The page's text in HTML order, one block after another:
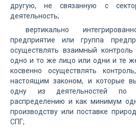
другую, не связанную с
деятельность;
вертикально
предприятие или группа
осуществлять взаимный
одно и то же лицо или одни и те
косвенно осуществлять
настоящим законом, и которые
одну из деятельностей по
распределению и как минимум
производству или поставке
СПГ;